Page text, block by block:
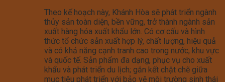
Theo kế hoạch này, Khánh Hòa sẽ phát triển ngành
thủy sản toàn diện, bền vững, trở thành ngành sản
xuất hàng hóa xuất khẩu lớn. Có cơ cấu và hình
thức tổ chức sản xuất hợp lý, chất lượng, hiệu quả
và có khả năng cạnh tranh cao trong nước, khu vực
và quốc tế. Sản phẩm đa dạng, phục vụ cho xuất
khẩu và phát triển du lịch; gắn kết chặt chẽ giữa
mục tiêu phát triển với bảo vệ môi trường sinh thái